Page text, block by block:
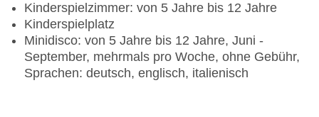
Kinderspielzimmer: von 5 Jahre bis 12 Jahre
Kinderspielplatz
Minidisco: von 5 Jahre bis 12 Jahre, Juni -
September, mehrmals pro Woche, ohne Gebühr,
Sprachen: deutsch, englisch, italienisch